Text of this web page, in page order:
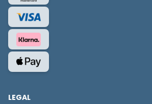
LEGAL